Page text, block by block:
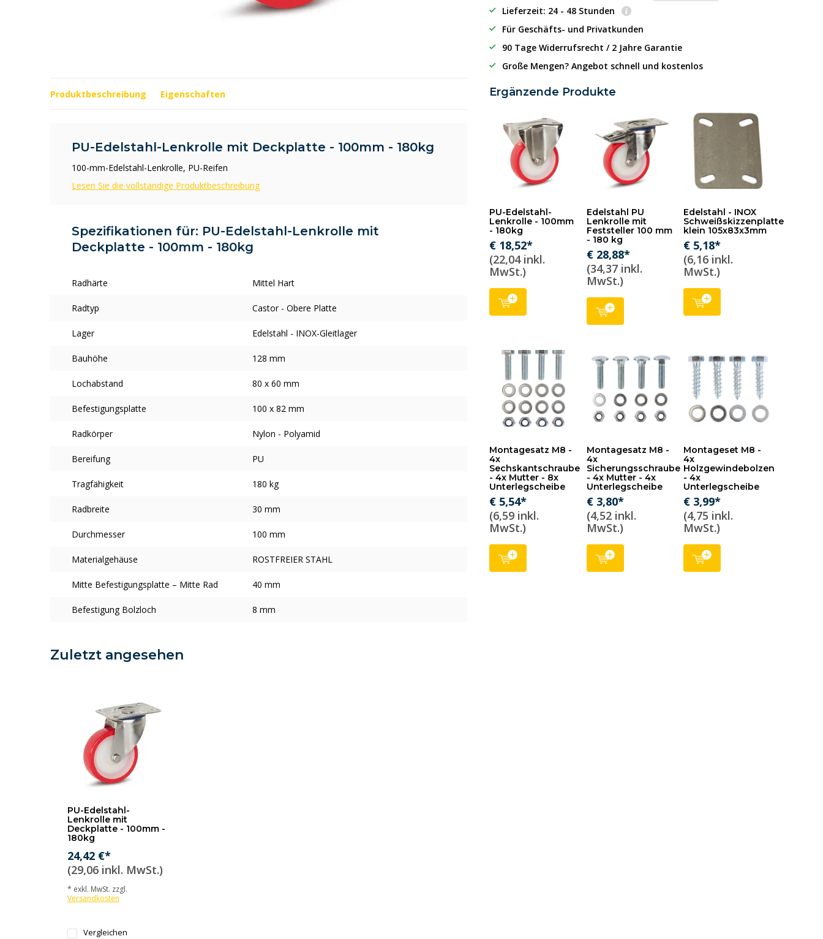
Lieferzeit: 24 - 48 Stunden
Für Geschäfts- und Privatkunden
90 Tage Widerrufsrecht / 2 Jahre Garantie
Große Mengen? Angebot schnell und kostenlos
Produktbeschreibung Eigenschaften
PU-Edelstahl-Lenkrolle mit Deckplatte - 100mm - 180kg
100-mm-Edelstahl-Lenkrolle, PU-Reifen
Lesen Sie die vollständige Produktbeschreibung
Spezifikationen für: PU-Edelstahl-Lenkrolle mit
Deckplatte - 100mm - 180kg
Radhärte Mittel Hart
Radtyp Castor - Obere Platte
Lager Edelstahl - INOX-Gleitlager
Bauhöhe 128 mm
Lochabstand 80 x 60 mm
Befestigungsplatte 100 x 82 mm
Radkörper Nylon - Polyamid
Bereifung PU
Tragfähigkeit 180 kg
Radbreite 30 mm
Durchmesser 100 mm
Materialgehäuse ROSTFREIER STAHL
Mitte Befestigungsplatte – Mitte Rad 40 mm
Befestigung Bolzloch 8 mm
Ergänzende Produkte
PU-Edelstahl-
Lenkrolle - 100mm
- 180kg
€ 18,52*
(22,04 inkl.
MwSt.)
Edelstahl PU
Lenkrolle mit
Feststeller 100 mm
- 180 kg
€ 28,88*
(34,37 inkl.
MwSt.)
Edelstahl - INOX
Schweißskizzenplatte
klein 105x83x3mm
€ 5,18*
(6,16 inkl.
MwSt.)
Montagesatz M8 -
4x
Sechskantschraube
- 4x Mutter - 8x
Unterlegscheibe
€ 5,54*
(6,59 inkl.
MwSt.)
Montagesatz M8 -
4x
Sicherungsschraube
- 4x Mutter - 4x
Unterlegscheibe
€ 3,80*
(4,52 inkl.
MwSt.)
Montageset M8 -
4x
Holzgewindebolzen
- 4x
Unterlegscheibe
€ 3,99*
(4,75 inkl.
MwSt.)
Zuletzt angesehen
PU-Edelstahl-
Lenkrolle mit
Deckplatte - 100mm -
180kg
24,42 €*
(29,06 inkl. MwSt.)
* exkl. MwSt. zzgl.
Versandkosten
Vergleichen